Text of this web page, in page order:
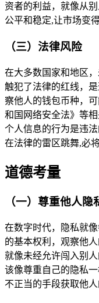
资者的利益，就像从
公平和稳定,让市场变
（三）法律风险
在大多数国家和地区
触犯了法律的红线，
察他人的钱包币种，
和国网络安全法》等
个人信息的行为是违
在法律的雷区跳舞,必
道德考量
（一）尊重他人隐
在数字时代，隐私就
的基本权利，观察他
就像未经允许闯入别
该像尊重自己的隐私
不正当的手段获取他人